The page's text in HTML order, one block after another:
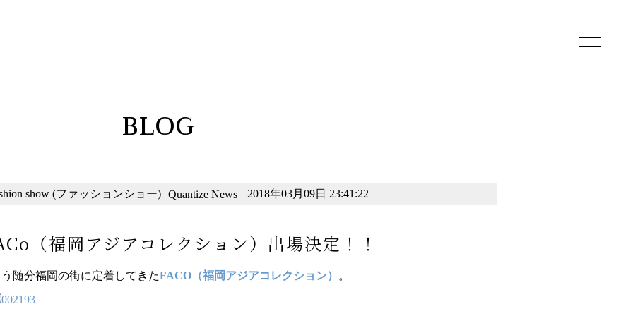
BLOG
show (ファッションショー) Quantize News | 2018年03月09日 23:41:22
（福岡アジアコレクション）出場決定！！
随分福岡の街に定着してきたFACO（福岡アジアコレクション） 。